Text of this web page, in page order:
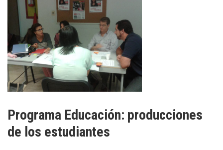
Programa Educación: producciones
de los estudiantes